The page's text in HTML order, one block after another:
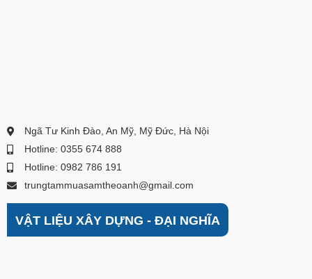
Ngã Tư Kinh Đào, An Mỹ, Mỹ Đức, Hà Nội
Hotline: 0355 674 888
Hotline: 0982 786 191
trungtammuasamtheoanh@gmail.com
VẬT LIỆU XÂY DỰNG - ĐẠI NGHĨA